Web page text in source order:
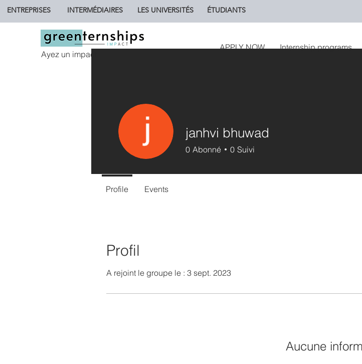
ENTREPRISES INTERMÉDIAIRES LES UNIVERSITÉS ÉTUDIANTS
Ayez un impact.
APPLY NOW Internship programs
Profil
A rejoint le groupe le : 3 sept. 2023
Aucune
janhvi bhuwad
0 Abonné 0 Suivi
Profile Events